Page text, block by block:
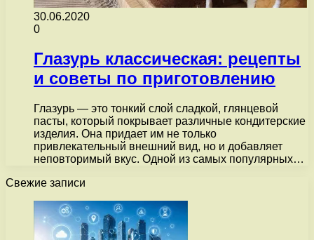
30.06.2020
0
Глазурь классическая: рецепты
и советы по приготовлению
Глазурь — это тонкий слой сладкой, глянцевой
пасты, который покрывает различные кондитерские
изделия. Она придает им не только
привлекательный внешний вид, но и добавляет
неповторимый вкус. Одной из самых популярных…
Свежие записи